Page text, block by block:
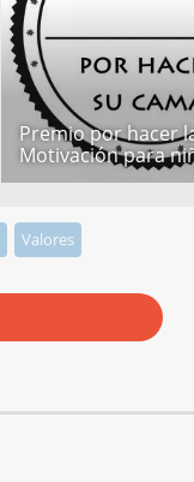
Premio por hacer
Motivación para
Valores